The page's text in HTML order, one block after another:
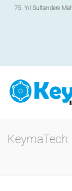
75. Yıl Sultandere
KeymaTech: